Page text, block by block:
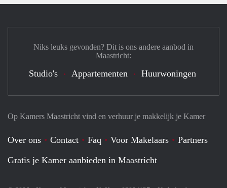
Op Kamers Maastricht vind en verhuur je makkelijk je Kamer
Over ons Contact Faq Voor Makelaars
Partners
Gratis je Kamer aanbieden in Maastricht
Niks leuks gevonden? Dit is ons andere aanbod in
Maastricht:
Studio's Appartementen Huurwoningen